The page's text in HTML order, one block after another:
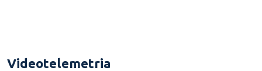
Videotelemetria